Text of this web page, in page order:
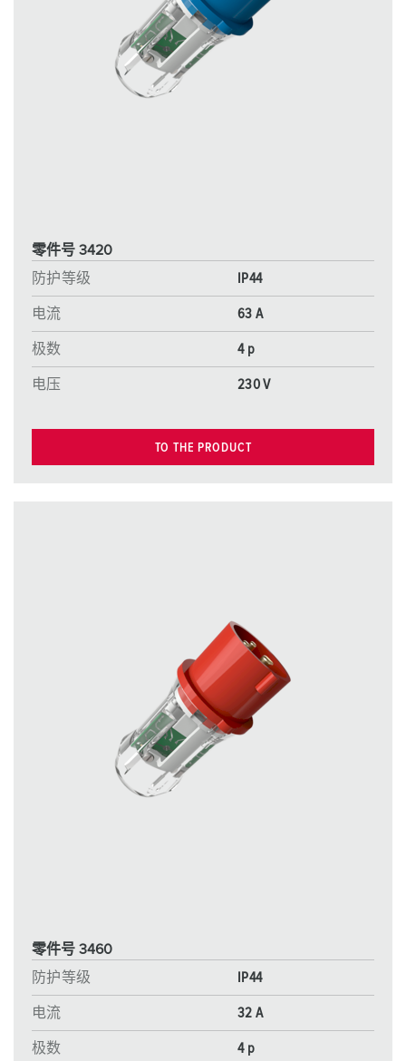
零件号 3420
防护等级
IP44
电流 63 A
极数 4 p
电压 230 V
TO THE PRODUCT
零件号 3460
防护等级
IP44
电流 32 A
极数 4 p